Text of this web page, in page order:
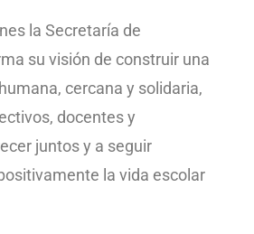
la Secretaría de
su visión de construir una
cercana y solidaria,
docentes y
juntos y a seguir
la vida escolar